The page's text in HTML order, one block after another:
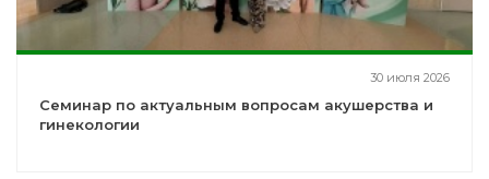
30 июля 2026
Семинар по актуальным вопросам акушерства и
гинекологии